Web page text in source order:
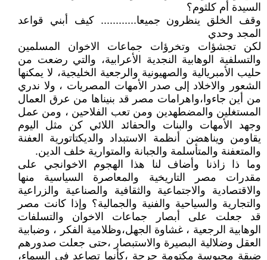
السيدة أم كلثوم؟
وقف الخلق ينظرون جميعا............ كيف أبني قواعد
المجد وحدي
لكن تجشؤات وتخرؤات جماعات الاخوان المسلمين
والتسلفية الوهابية النجدية الأعرابية، والتي رضعت من
حليب الأمبريالية والصهيونية والرجعية الخليجية، لا يمكنها
الشعور والاخلاد إلى صدر الأمهات المصريات ، ولا ندري
من أين جاءوا،واهرامات مصر قد بنيناها من عرق العمال
المستغلين والمضطهدين ومن تعب الفلاحين ، ومن عمل
وجهد الأمهات والبنات والحفائد اللائي كن مثل اليوم
يقاومن ويناهضن أنظمة الاستبداد والديكتاتورية العفنة
والمتعفنة والمتأسلمة والجبانة والمتوارية خلف الدين.
وما ذا زاذنا وأضاف لنا هذا الهجوم الاخوانجي على
مقدرات مصر التاريخية والمعاصرة السياسية منها
والاقتصادية والاجتماعية والثقافية والصناعية والزراعية
والتجارية والسياحية والفنية والجمالية؟ وإذا كانت مصر
قد جعلت على أبصار جماعات الاخوان والتسلفات
الوهابية الرجعية ، غشاوة الجهل،وظلامية الفكر ، وضبابية
العقل وضلالية البصيرة والاستبصار ،حتى جعلت صدورهم
ضيقة محبوسة مكتومة حرجة ،كأنما تصاعد في السماء،